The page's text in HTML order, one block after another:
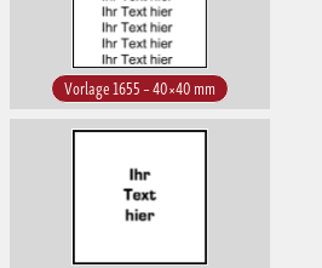
Vorlage 1655 – 40×40 mm